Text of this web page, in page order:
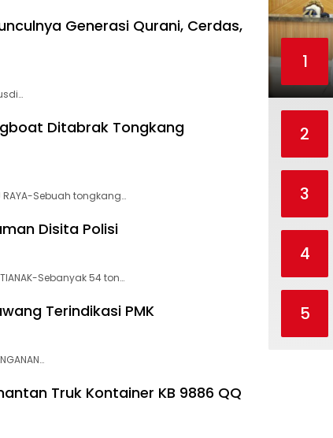
Generasi Qurani, Cerdas,
Ditabrak Tongkang
RAYA-Sebuah tongkang…
Disita Polisi
Sebanyak 54 ton…
Terindikasi PMK
Truk Kontainer KB 9886 QQ
1
2
3
4
5